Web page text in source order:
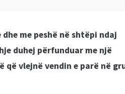
me peshë në shtëpi ndaj
duhej përfunduar me një
vlejnë vendin e parë në